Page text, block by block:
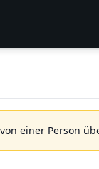
einer Person